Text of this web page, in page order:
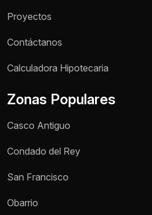
Teléfono / WhatsApp *
Proyectos
Contáctanos
Calculadora Hipotecaria
Zonas Populares
Casco Antiguo
Condado del Rey
San Francisco
Obarrio